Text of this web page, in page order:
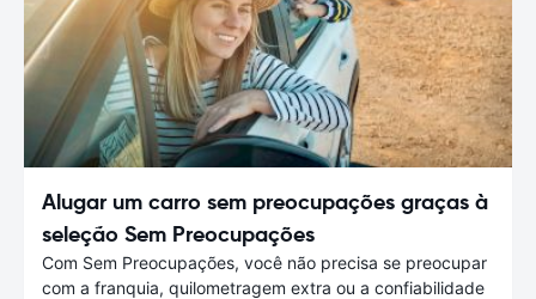
Alugar um carro sem preocupações graças à
seleção Sem Preocupações
Com Sem Preocupações, você não precisa se preocupar
com a franquia, quilometragem extra ou a confiabilidade